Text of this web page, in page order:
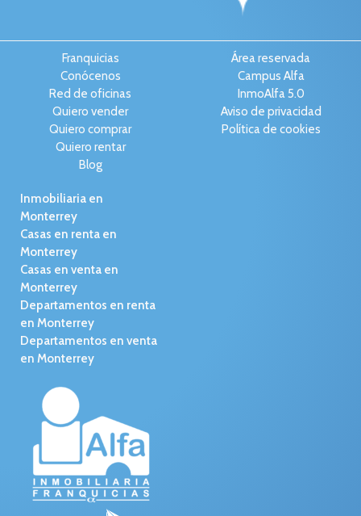
Franquicias
Conócenos
Red de oficinas
Quiero vender
Quiero comprar
Quiero rentar
Blog
Área reservada
Campus Alfa
InmoAlfa 5.0
Aviso de privacidad
Política de cookies
Inmobiliaria en
Monterrey
Casas en renta en
Monterrey
Casas en venta en
Monterrey
Departamentos en renta
en Monterrey
Departamentos en venta
en Monterrey